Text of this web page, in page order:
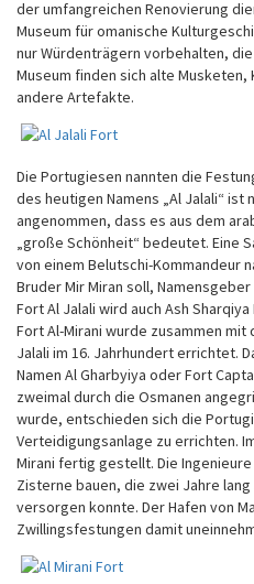
der umfangreichen Renovierung
Museum für omanische
nur Würdenträgern vorbehalten,
Museum finden sich alte Musketen,
andere Artefakte.
Die Portugiesen nannten die
des heutigen Namens „Al Jalali“ ist
angenommen, dass es aus dem
„große Schönheit“ bedeutet. Eine
von einem Belutschi-Kommandeur
Bruder Mir Miran soll,
Fort Al Jalali wird auch Ash
Fort Al-Mirani wurde zusammen
Jalali im 16. Jahrhundert errichtet.
Namen Al Gharbyiya oder Fort
zweimal durch die Osmanen
wurde, entschieden sich die
Verteidigungsanlage zu errichten.
Mirani fertig gestellt. Die
Zisterne bauen, die zwei Jahre
versorgen konnte. Der Hafen von
Zwillingsfestungen damit